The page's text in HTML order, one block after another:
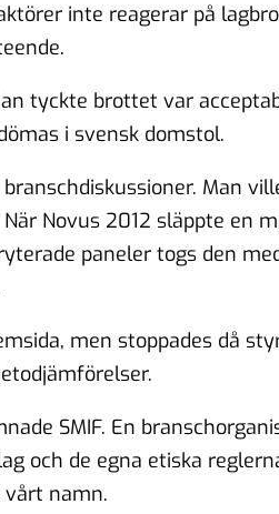
inte reagerar på
tyckte brottet var
i svensk domstol.
Man
Novus 2012 släppte en
paneler togs den
men stoppades då
SMIF. En
och de egna etiska
namn.